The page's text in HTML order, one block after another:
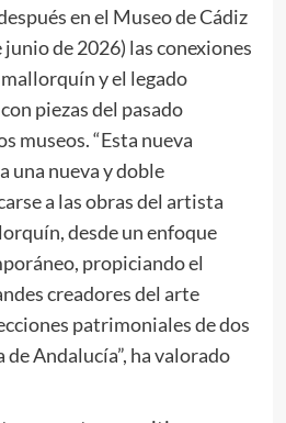
en el Museo de Cádiz
junio de 2026) las conexiones
y el legado
piezas del pasado
museos. “Esta nueva
una nueva y doble
a las obras del artista
desde un enfoque
propiciando el
creadores del arte
patrimoniales de dos
Andalucía”, ha valorado